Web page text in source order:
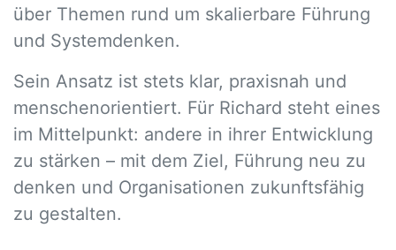
über Themen rund um skalierbare Führung
und Systemdenken.
Sein Ansatz ist stets klar, praxisnah und
menschenorientiert. Für Richard steht eines
im Mittelpunkt: andere in ihrer Entwicklung
zu stärken – mit dem Ziel, Führung neu zu
denken und Organisationen zukunftsfähig
zu gestalten.